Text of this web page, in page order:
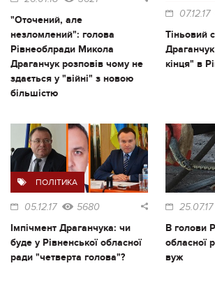
"Оточений, але
незломлений": голова
Рівнеоблради Микола
Драганчук розповів чому не
здається у "війні" з новою
більшістю
07.12.17
Тіньовий
кінця" в
ПОЛІТИКА
05.12.17 5680
Імпічмент Драганчука: чи
буде у Рівненської обласної
ради "четверта голова"?
25.07.17
В голови
обласної
вуж